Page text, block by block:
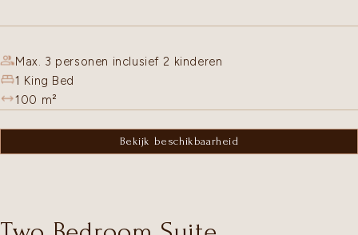
Max. 3 personen inclusief 2 kinderen
1 King Bed
100 m²
Bekijk beschikbaarheid